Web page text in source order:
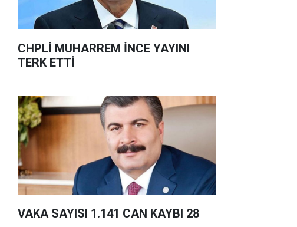
CHPLİ MUHARREM İNCE YAYINI
TERK ETTİ
VAKA SAYISI 1.141 CAN KAYBI 28